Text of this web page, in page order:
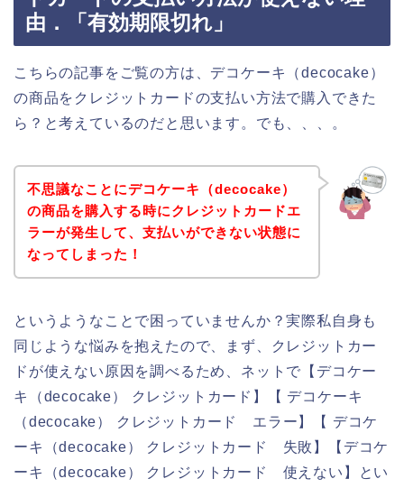
由．「有効期限切れ」
こちらの記事をご覧の方は、デコケーキ（decocake）
の商品をクレジットカードの支払い方法で購入できた
ら？と考えているのだと思います。でも、、、。
不思議なことにデコケーキ（decocake）
の商品を購入する時にクレジットカードエ
ラーが発生して、支払いができない状態に
なってしまった！
というようなことで困っていませんか？実際私自身も
同じような悩みを抱えたので、まず、クレジットカー
ドが使えない原因を調べるため、ネットで【デコケー
キ（decocake） クレジットカード】【 デコケーキ
（decocake） クレジットカード エラー】【 デコケ
ーキ（decocake） クレジットカード 失敗】【デコケ
ーキ（decocake） クレジットカード 使えない】とい